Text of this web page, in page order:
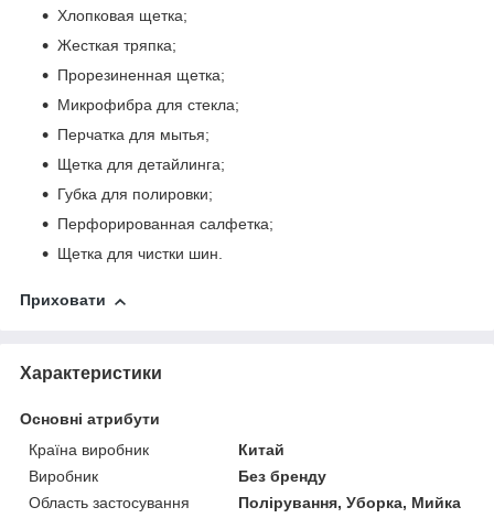
Хлопковая щетка;
Жесткая тряпка;
Прорезиненная щетка;
Микрофибра для стекла;
Перчатка для мытья;
Щетка для детайлинга;
Губка для полировки;
Перфорированная салфетка;
Щетка для чистки шин.
Приховати
Характеристики
Основні атрибути
Країна виробник
Китай
Виробник
Без бренду
Область застосування
Полірування, Уборка, Мийка